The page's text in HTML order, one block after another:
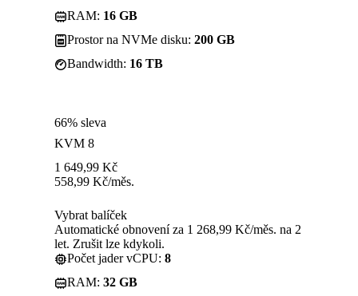
RAM: 16 GB
Prostor na NVMe disku: 200 GB
Bandwidth: 16 TB
66% sleva
KVM 8
1 649,99 Kč
558,99 Kč/měs.
Vybrat balíček
Automatické obnovení za 1 268,99 Kč/měs. na 2
let. Zrušit lze kdykoli.
Počet jader vCPU: 8
RAM: 32 GB